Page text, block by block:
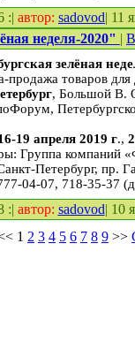
:| автор: sadovod| 11
неделя-2020" |
зелёная
продажа товаров
, Большой В.
19 апреля 2019 г.,
Группа
Петербург, пр.
04-07, 718-35-37
:| автор: sadovod| 10
1 2 3 4 5 6 7 8 9 >>